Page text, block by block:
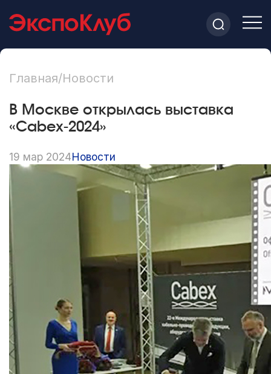
Главная/Новости
В Москве открылась выставка
«Cabex-2024»
19 мар 2024Новости